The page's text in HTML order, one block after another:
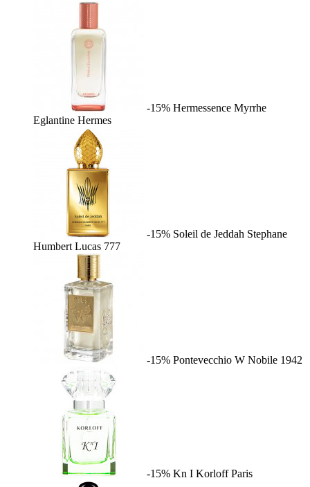
-15% Hermessence Myrrhe
Eglantine Hermes
-15% Soleil de Jeddah Stephane
Humbert Lucas 777
-15% Pontevecchio W Nobile 1942
-15% Kn I Korloff Paris